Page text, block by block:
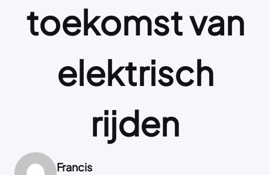
toekomst van
elektrisch
rijden
Francis